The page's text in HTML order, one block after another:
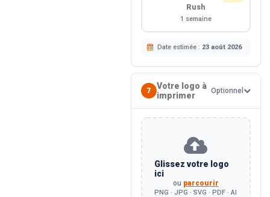
Rush
1 semaine
Date estimée : 23 août 2026
7
Votre logo à
imprimer
Optionnel
Glissez votre logo
ici
ou parcourir
PNG · JPG · SVG · PDF · AI